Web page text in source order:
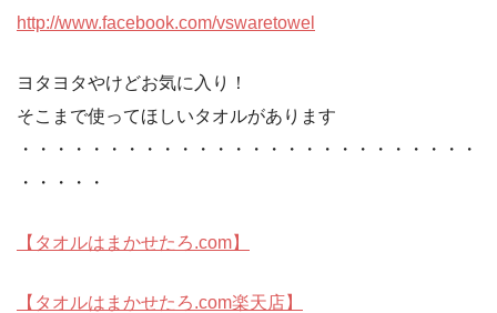
http://www.facebook.com/vswaretowel
ヨタヨタやけどお気に入り！
そこまで使ってほしいタオルがあります
・・・・・・・・・・・・・・・・・・・・・・・・・・
・・・・・
【タオルはまかせたろ.com】
【タオルはまかせたろ.com楽天店】